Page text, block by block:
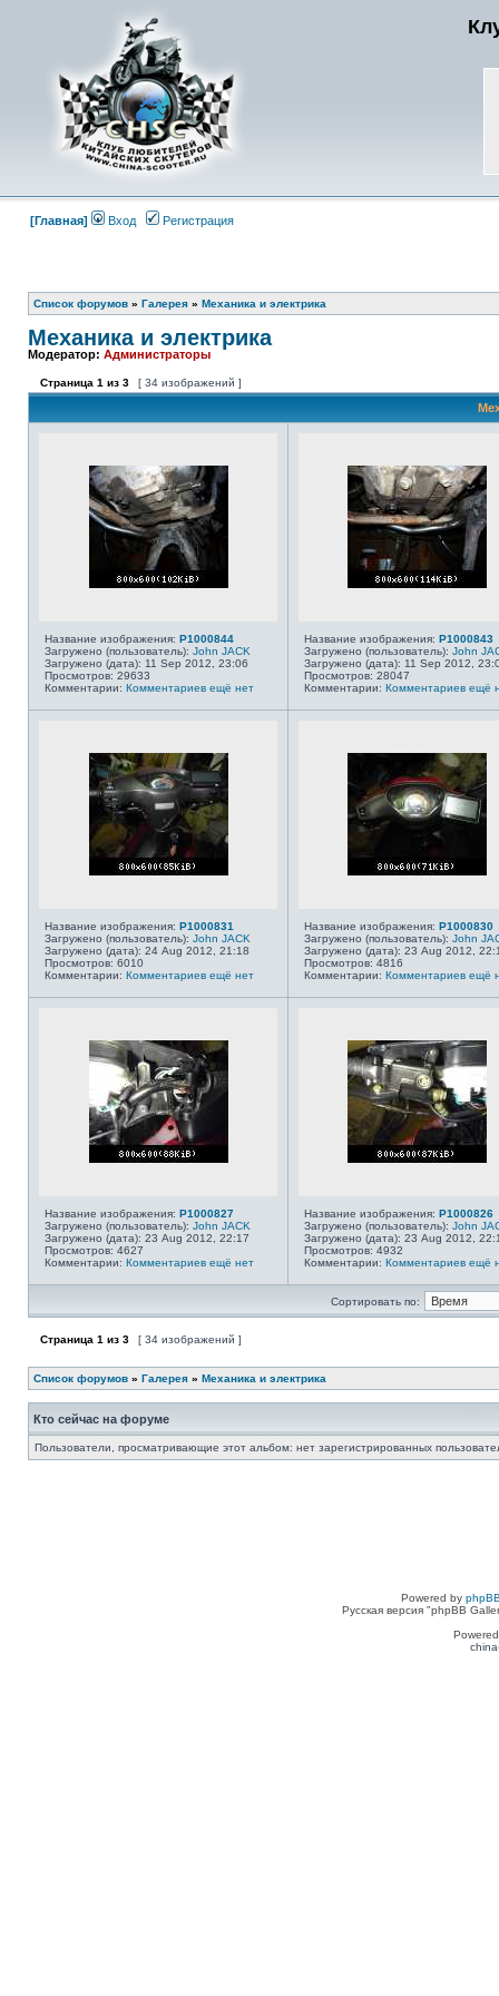
[Главная] Вход Регистрация
Список форумов » Галерея » Механика и электрика
Механика и электрика
Модератор: Администраторы
Страница 1 из 3 [ 34 изображений ]
Название изображения: P1000844
Загружено (пользователь): John JACK
Загружено (дата): 11 Sep 2012, 23:06
Просмотров: 29633
Комментарии: Комментариев ещё нет
Название изображения: P1000843
Загружено (пользователь): John
Загружено (дата): 11 Sep 2012,
Просмотров: 28047
Комментарии: Комментариев ещё
Название изображения: P1000831
Загружено (пользователь): John JACK
Загружено (дата): 24 Aug 2012, 21:18
Просмотров: 6010
Комментарии: Комментариев ещё нет
Название изображения: P1000830
Загружено (пользователь): John
Загружено (дата): 23 Aug 2012,
Просмотров: 4816
Комментарии: Комментариев ещё
Название изображения: P1000827
Загружено (пользователь): John JACK
Загружено (дата): 23 Aug 2012, 22:17
Просмотров: 4627
Комментарии: Комментариев ещё нет
Название изображения: P1000826
Загружено (пользователь): John
Загружено (дата): 23 Aug 2012,
Просмотров: 4932
Комментарии: Комментариев ещё
Сортировать по:
Страница 1 из 3 [ 34 изображений ]
Список форумов » Галерея » Механика и электрика
Кто сейчас на форуме
Пользователи, просматривающие этот альбом: нет зарегистрированных
Powered by
Русская версия "phpBB